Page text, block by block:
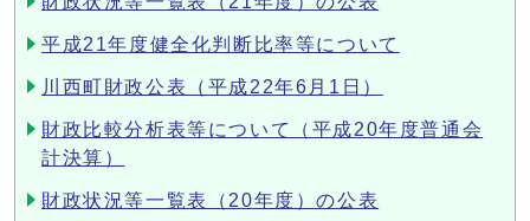
平成21年度健全化判断比率等について
川西町財政公表（平成22年6月1日）
財政比較分析表等について（平成20年度普通会
計決算）
財政状況等一覧表（20年度）の公表